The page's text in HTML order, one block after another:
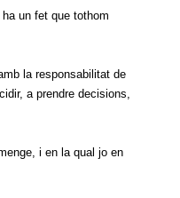
un fet que tothom
la responsabilitat de
a prendre decisions,
i en la qual jo en